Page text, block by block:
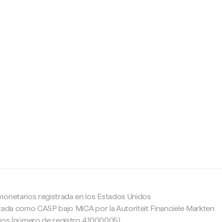
registrada en los Estados Unidos
como CASP bajo MiCA por la Autoriteit Financiële Markten